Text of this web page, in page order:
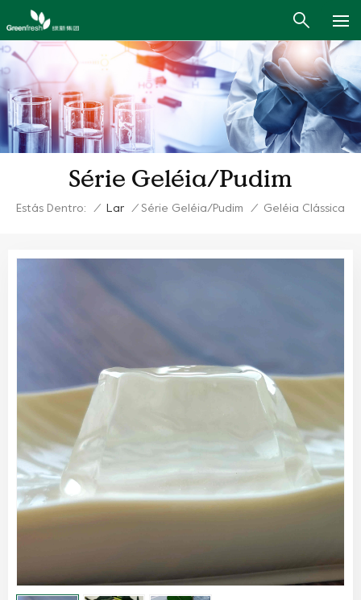
Série Geléia/Pudim
Estás Dentro: / Lar / Série Geléia/Pudim / Geléia Clássica